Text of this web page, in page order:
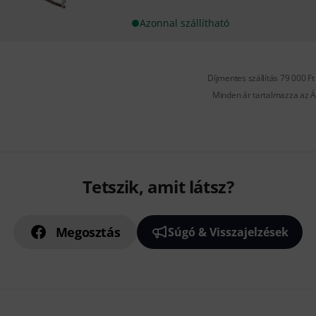
Azonnal szállítható
Díjmentes szállítás 79 000
Minden ár tartalmazza az
Tetszik, amit látsz?
Megosztás Súgó & Visszajelzések